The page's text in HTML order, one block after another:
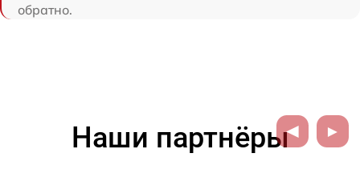
обратно.
Наши партнёры